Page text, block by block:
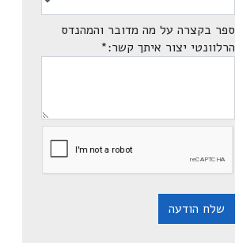
ספר בקצרה על מה מדובר והמהנדס
הרלוונטי יצור איתך קשר:*
שלח הודעה